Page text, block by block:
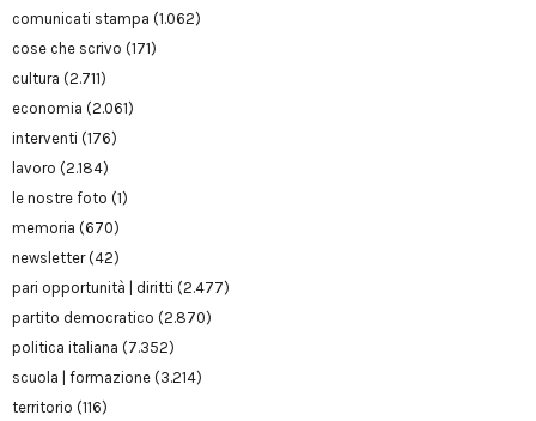
comunicati stampa (1.062)
cose che scrivo (171)
cultura (2.711)
economia (2.061)
interventi (176)
lavoro (2.184)
le nostre foto (1)
memoria (670)
newsletter(42)
pari opportunità | diritti (2.477)
partito democratico (2.870)
politica italiana (7.352)
scuola | formazione (3.214)
territorio (116)